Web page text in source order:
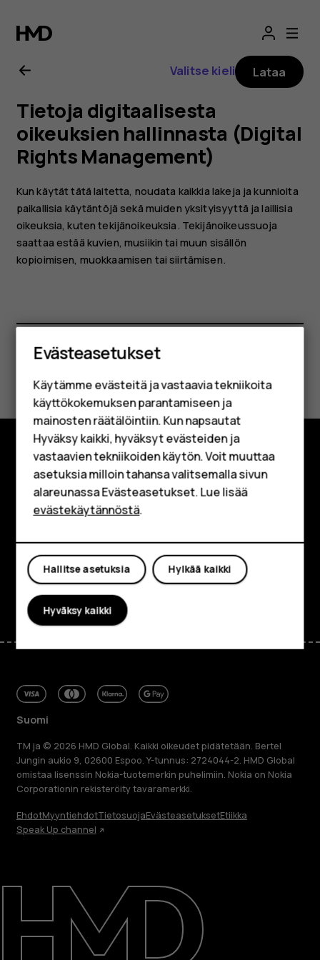
Nokia
G21
käyttöopas
Älypuhelimet
Perinteiset puhelimet
Lisävarusteet
HMD Terra M
Yrityksille
Tabletit
Shop
Korjaa, käytä uudelleen, kierrätä
Kestävyys
Tuki
Valitse kieli Lataa
Tietoja digitaalisesta
oikeuksien hallinnasta (Digital
Rights Management)
Kun käytät tätä laitetta, noudata kaikkia lakeja ja kunnioita
paikallisia käytäntöjä sekä muiden yksityisyyttä ja laillisia
oikeuksia, kuten tekijänoikeuksia. Tekijänoikeussuoja
saattaa estää kuvien, musiikin tai muun sisällön
kopioimisen, muokkaamisen tai siirtämisen.
Kyllä Ei
Tutustu
Tietoa meistä
Tuki
FacebookInstagram
TiktokYoutubeLinkedinDiscord
Suomi
TM ja © 2026 HMD Global. Kaikki oikeudet pidätetään. Bertel
Jungin aukio 9, 02600 Espoo. Y-tunnus: 2724044-2. HMD Global
omistaa lisenssin Nokia-tuotemerkin puhelimiin. Nokia on Nokia
Corporationin rekisteröity tavaramerkki.
EhdotMyyntiehdotTietosuojaEvästeasetuksetEtiikka
Speak Up channel
Evästeasetukset
Käytämme evästeitä ja vastaavia tekniikoita
käyttökokemuksen parantamiseen ja
mainosten räätälöintiin. Kun napsautat
Hyväksy kaikki, hyväksyt evästeiden ja
vastaavien tekniikoiden käytön. Voit muuttaa
asetuksia milloin tahansa valitsemalla sivun
alareunassa Evästeasetukset. Lue lisää
evästekäytännöstä.
Hylkää kaikki
Hallitse asetuksia
Hyväksy kaikki